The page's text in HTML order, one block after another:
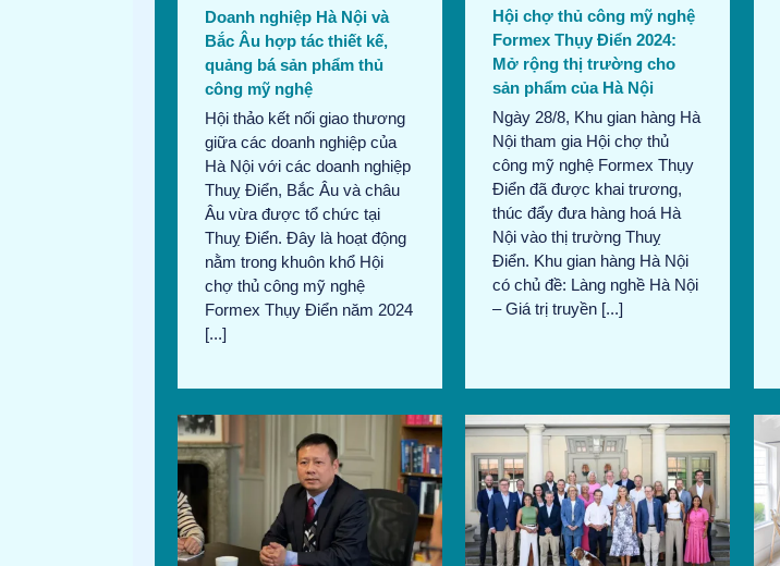
Doanh nghiệp Hà Nội và
Bắc Âu hợp tác thiết kế,
quảng bá sản phẩm thủ
công mỹ nghệ
Hội thảo kết nối giao thương
giữa các doanh nghiệp của
Hà Nội với các doanh nghiệp
Thuỵ Điển, Bắc Âu và châu
Âu vừa được tổ chức tại
Thuỵ Điển. Đây là hoạt động
nằm trong khuôn khổ Hội
chợ thủ công mỹ nghệ
Formex Thụy Điển năm 2024
[...]
Hội chợ thủ công mỹ nghệ
Formex Thụy Điển 2024:
Mở rộng thị trường cho
sản phẩm của Hà Nội
Ngày 28/8, Khu gian hàng Hà
Nội tham gia Hội chợ thủ
công mỹ nghệ Formex Thụy
Điển đã được khai trương,
thúc đẩy đưa hàng hoá Hà
Nội vào thị trường Thuỵ
Điển. Khu gian hàng Hà Nội
có chủ đề: Làng nghề Hà Nội
– Giá trị truyền [...]
Chính phủ Thụy Điển dự
định dành 60 tỷ SEK vào
các cải cách mới
Bản tin tháng 8/2024
Tin
Xu hướng màu sắc ở các
nước Bắc Âu: Khuyến nghị
cho doanh nghiệp Việt Nam
Bản tin tháng 8/2024 Tin